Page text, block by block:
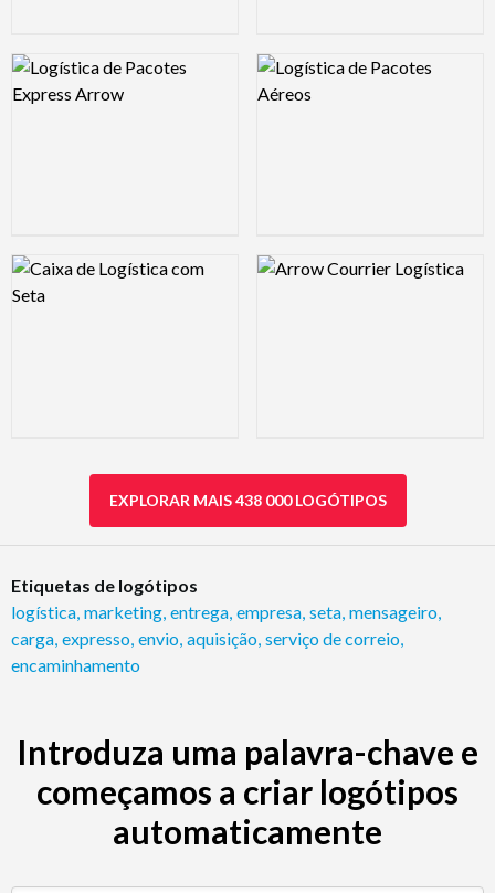
Logo Preview Image Logo Preview Image
Logo Preview Image Logo Preview Image
EXPLORAR MAIS 438 000 LOGÓTIPOS
Etiquetas de logótipos
logística marketing entrega empresa seta mensageiro
carga expresso envio aquisição serviço de correio
encaminhamento
Introduza uma palavra-chave e
começamos a criar logótipos
automaticamente